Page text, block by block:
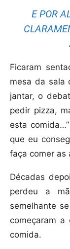
E POR
Ficaram
mesa da sala
jantar, o
pedir pizza,
esta
que eu
faça comer as
Décadas
perdeu a
semelhante
começaram
comida.